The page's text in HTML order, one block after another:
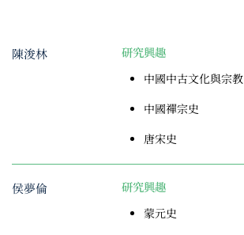
陳浚林 研究興趣
中國中古文化與宗教
中國禪宗史
唐宋史
侯夢倫 研究興趣
蒙元史